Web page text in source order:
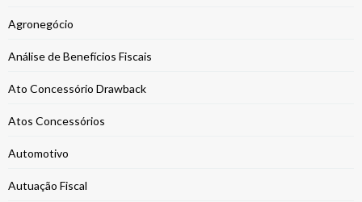
Agronegócio
Análise de Benefícios Fiscais
Ato Concessório Drawback
Atos Concessórios
Automotivo
Autuação Fiscal